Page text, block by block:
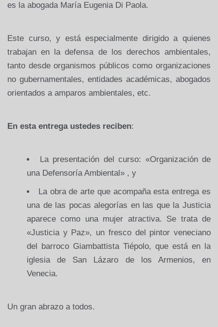
es la abogada María Eugenia Di Paola.
Este curso, y está especialmente dirigido a quienes
trabajan en la defensa de los derechos ambientales,
tanto desde organismos públicos como organizaciones
no gubernamentales, entidades académicas, abogados
orientados a amparos ambientales, etc.
En esta entrega ustedes reciben:
La presentación del curso: «Organización de
una Defensoría Ambiental» , y
La obra de arte que acompaña esta entrega es
una de las pocas alegorías en las que la Justicia
aparece como una mujer atractiva. Se trata de
«Justicia y Paz», un fresco del pintor veneciano
del barroco Giambattista Tiépolo, que está en la
iglesia de San Lázaro de los Armenios, en
Venecia.
Un gran abrazo a todos.